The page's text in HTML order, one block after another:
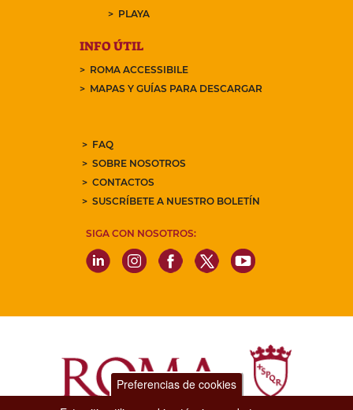
PLAYA
INFO ÚTIL
ROMA ACCESSIBILE
MAPAS Y GUÍAS PARA DESCARGAR
FAQ
SOBRE NOSOTROS
CONTACTOS
SUSCRÍBETE A NUESTRO BOLETÍN
SIGA CON NOSOTROS:
Preferencias de cookies